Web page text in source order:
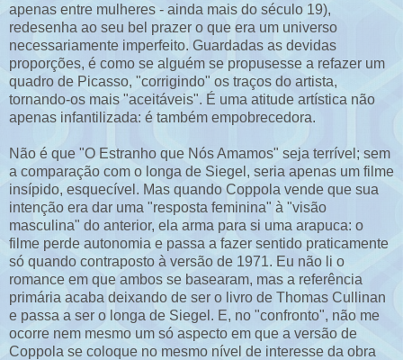
apenas entre mulheres - ainda mais do século 19),
redesenha ao seu bel prazer o que era um universo
necessariamente imperfeito. Guardadas as devidas
proporções, é como se alguém se propusesse a refazer um
quadro de Picasso, "corrigindo" os traços do artista,
tornando-os mais "aceitáveis". É uma atitude artística não
apenas infantilizada: é também empobrecedora.
Não é que "O Estranho que Nós Amamos" seja terrível; sem
a comparação com o longa de Siegel, seria apenas um filme
insípido, esquecível. Mas quando Coppola vende que sua
intenção era dar uma "resposta feminina" à "visão
masculina" do anterior, ela arma para si uma arapuca: o
filme perde autonomia e passa a fazer sentido praticamente
só quando contraposto à versão de 1971. Eu não li o
romance em que ambos se basearam, mas a referência
primária acaba deixando de ser o livro de Thomas Cullinan
e passa a ser o longa de Siegel. E, no "confronto", não me
ocorre nem mesmo um só aspecto em que a versão de
Coppola se coloque no mesmo nível de interesse da obra